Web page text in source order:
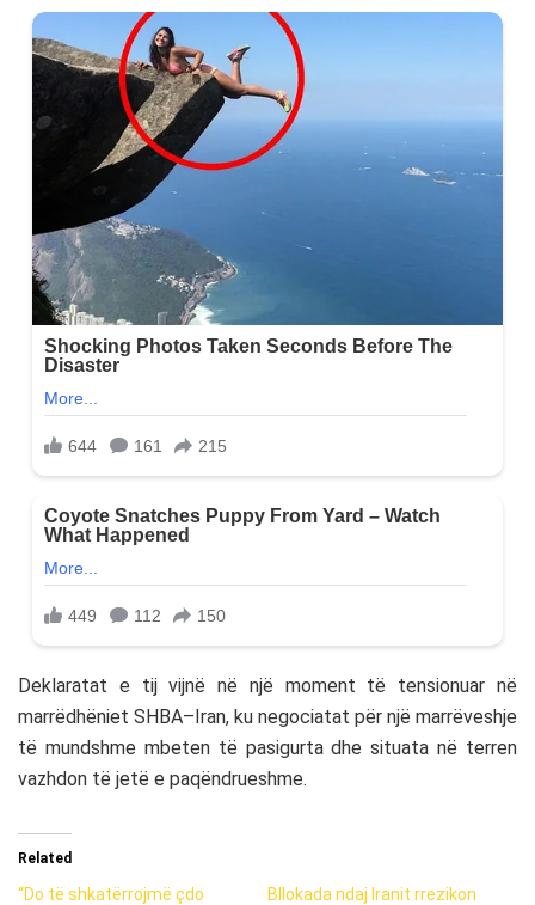
Deklaratat e tij vijnë në një moment të tensionuar në
marrëdhëniet SHBA–Iran, ku negociatat për një marrëveshje
të mundshme mbeten të pasigurta dhe situata në terren
vazhdon të jetë e paqëndrueshme.
Related
“Do të shkatërrojmë çdo
Bllokada ndaj Iranit rrezikon